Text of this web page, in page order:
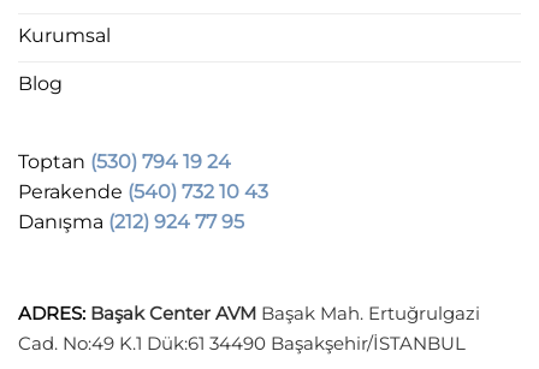
Kurumsal
Blog
Toptan (530) 794 19 24
Perakende (540) 732 10 43
Danışma (212) 924 77 95
ADRES: Başak Center AVM Başak Mah. Ertuğrulgazi
Cad. No:49 K.1 Dük:61 34490 Başakşehir/İSTANBUL